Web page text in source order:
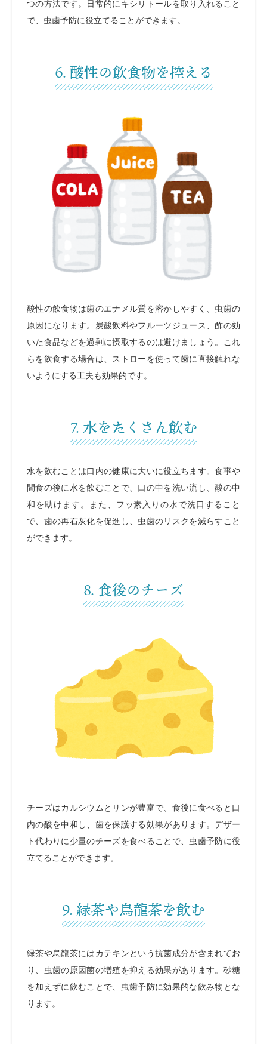
つの方法です。日常的にキシリトールを取り入れること
で、虫歯予防に役立てることができます。
6. 酸性の飲食物を控える
酸性の飲食物は歯のエナメル質を溶かしやすく、虫歯の
原因になります。炭酸飲料やフルーツジュース、酢の効
いた食品などを過剰に摂取するのは避けましょう。これ
らを飲食する場合は、ストローを使って歯に直接触れな
いようにする工夫も効果的です。
7. 水をたくさん飲む
水を飲むことは口内の健康に大いに役立ちます。食事や
間食の後に水を飲むことで、口の中を洗い流し、酸の中
和を助けます。また、フッ素入りの水で洗口すること
で、歯の再石灰化を促進し、虫歯のリスクを減らすこと
ができます。
8. 食後のチーズ
チーズはカルシウムとリンが豊富で、食後に食べると口
内の酸を中和し、歯を保護する効果があります。デザー
ト代わりに少量のチーズを食べることで、虫歯予防に役
立てることができます。
9. 緑茶や烏龍茶を飲む
緑茶や烏龍茶にはカテキンという抗菌成分が含まれてお
り、虫歯の原因菌の増殖を抑える効果があります。砂糖
を加えずに飲むことで、虫歯予防に効果的な飲み物とな
ります。